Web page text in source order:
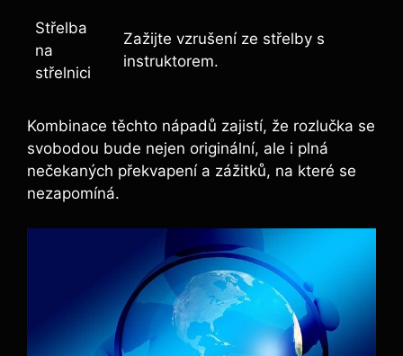
Střelba
na
střelnici
Zažijte vzrušení ze střelby s
instruktorem.
Kombinace těchto nápadů zajistí, že rozlučka ⁣se
svobodou ‌bude nejen ‍originální, ale i plná
nečekaných⁢ překvapení a zážitků, na‍ které se
nezapomíná.